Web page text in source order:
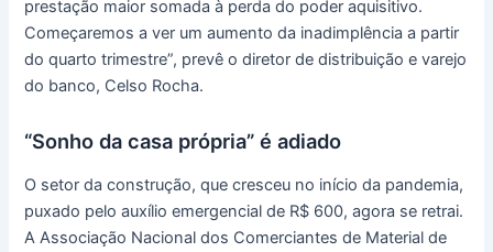
prestação maior somada à perda do poder aquisitivo.
Começaremos a ver um aumento da inadimplência a partir
do quarto trimestre”, prevê o diretor de distribuição e varejo
do banco, Celso Rocha.
“Sonho da casa própria” é adiado
O setor da construção, que cresceu no início da pandemia,
puxado pelo auxílio emergencial de R$ 600, agora se retrai.
A Associação Nacional dos Comerciantes de Material de